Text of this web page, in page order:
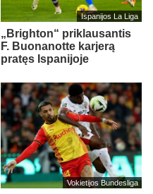
Ispanijos La Liga
„Brighton“ priklausantis
F. Buonanotte karjerą
pratęs Ispanijoje
Vokietijos Bundesliga